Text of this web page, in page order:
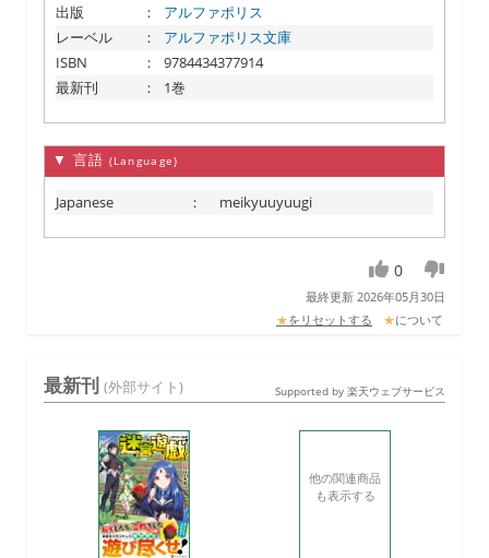
出版
：
アルファポリス
レーベル
：
アルファポリス文庫
ISBN
：
9784434377914
最新刊
： 1巻
▼ 言語 (Language)
Japanese ： meikyuuyuugi
0
最終更新 2026年05月30日
★をリセットする ★について
最新刊 (外部サイト) Supported by 楽天ウェブサービス
他の関連商品
も表示する